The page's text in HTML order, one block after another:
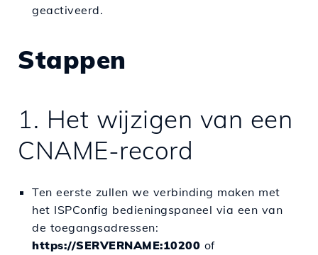
geactiveerd.
Stappen
1. Het wijzigen van een
CNAME-record
Ten eerste zullen we verbinding maken met
het ISPConfig bedieningspaneel via een van
de toegangsadressen:
https://SERVERNAME:10200 of